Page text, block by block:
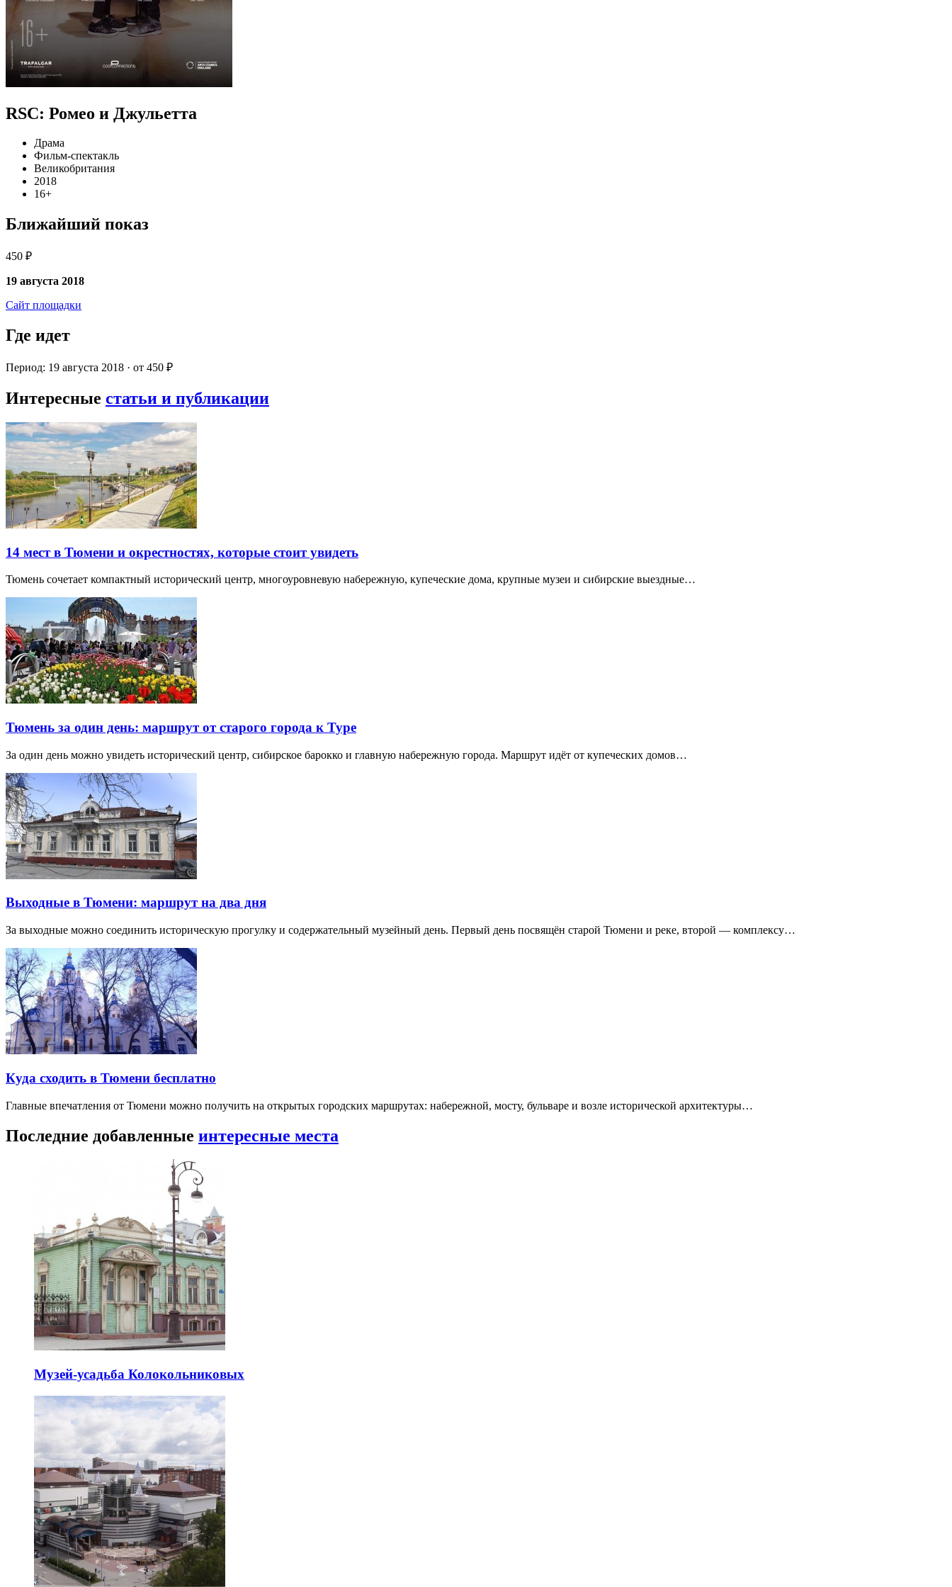
RSC: Ромео и Джульетта
Драма
Фильм-спектакль
Великобритания
2018
16+
Ближайший показ
450 ₽
19 августа 2018
Сайт площадки
Где идет
Период: 19 августа 2018 · от 450 ₽
Интересные статьи и публикации
14 мест в Тюмени и окрестностях, которые стоит увидеть
Тюмень сочетает компактный исторический центр, многоуровневую набережную, купеческие дома, крупные музеи и сибирские выездные…
Тюмень за один день: маршрут от старого города к Туре
За один день можно увидеть исторический центр, сибирское барокко и главную набережную города. Маршрут идёт от купеческих домов…
Выходные в Тюмени: маршрут на два дня
За выходные можно соединить историческую прогулку и содержательный музейный день. Первый день посвящён старой Тюмени и реке, второй — комплексу…
Куда сходить в Тюмени бесплатно
Главные впечатления от Тюмени можно получить на открытых городских маршрутах: набережной, мосту, бульваре и возле исторической архитектуры…
Последние добавленные интересные места
Музей-усадьба Колокольниковых